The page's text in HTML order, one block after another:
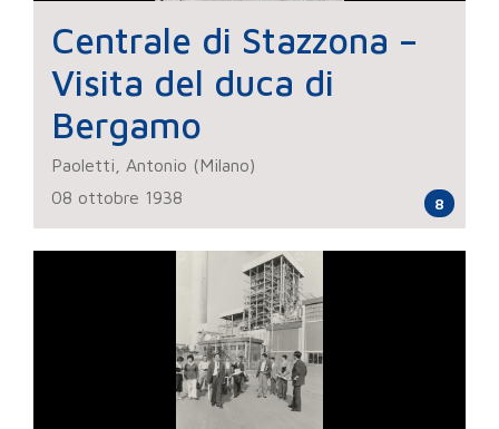
Centrale di Stazzona –
Visita del duca di
Bergamo
Paoletti, Antonio (Milano)
08 ottobre 1938
8